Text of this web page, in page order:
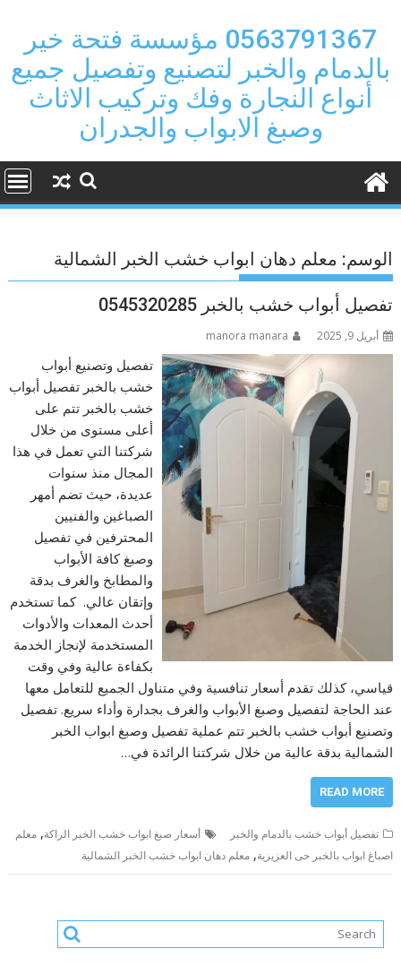
content
0563791367 مؤسسة فتحة خير
بالدمام والخبر لتصنيع وتفصيل جميع
أنواع النجارة وفك وتركيب الاثاث
وصبغ الابواب والجدران
الوسم: معلم دهان ابواب خشب الخبر الشمالية
تفصيل أبواب خشب بالخبر 0545320285
أبريل 9, 2025 manora manara
تفصيل وتصنيع أبواب
خشب بالخبر تفصيل أبواب
خشب بالخبر تتم على
أعلى مستوى من خلال
شركتنا التي تعمل في هذا
المجال منذ سنوات
عديدة، حيث تضم أمهر
الصباغين والفنيين
المحترفين في تفصيل
وصبغ كافة الأبواب
والمطابخ والغرف بدقة
وإتقان عالي. كما تستخدم
أحدث المعدات والأدوات
المستخدمة لإنجاز الخدمة
بكفاءة عالية وفي وقت
قياسي، كذلك تقدم أسعار تنافسية وفي متناول الجميع للتعامل معها
عند الحاجة لتفصيل وصبغ الأبواب والغرف بجدارة وأداء سريع. تفصيل
وتصنيع أبواب خشب بالخبر تتم عملية تفصيل وصبغ ابواب الخبر
الشمالية بدقة عالية من خلال شركتنا الرائدة في…
READ MORE
تفصيل أبواب خشب بالدمام والخبر أسعار صبغ ابواب خشب الخبر الراكة,معلم
اصباغ ابواب بالخبر حى العزيزية,معلم دهان ابواب خشب الخبر الشمالية